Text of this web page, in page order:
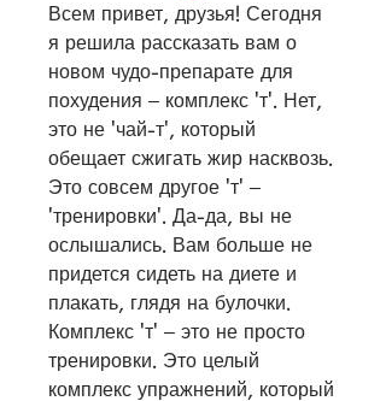
Всем привет, друзья! Сегодня
я решила рассказать вам о
новом чудо-препарате для
похудения – комплекс 'т'. Нет,
это не 'чай-т', который
обещает сжигать жир насквозь.
Это совсем другое 'т' –
'тренировки'. Да-да, вы не
ослышались. Вам больше не
придется сидеть на диете и
плакать, глядя на булочки.
Комплекс 'т' – это не просто
тренировки. Это целый
комплекс упражнений, который